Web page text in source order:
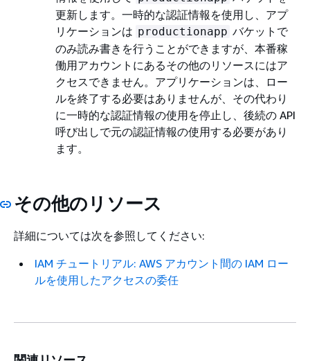
更新します。一時的な認証情報を使用し、アプ
リケーションは productionapp バケットで
のみ読み書きを行うことができますが、本番稼
働用アカウントにあるその他のリソースにはア
クセスできません。アプリケーションは、ロー
ルを終了する必要はありませんが、その代わり
に一時的な認証情報の使用を停止し、後続の API
呼び出しで元の認証情報の使用する必要があり
ます。
その他のリソース
詳細については次を参照してください:
IAM チュートリアル: AWS アカウント間の IAM ロー
ルを使用したアクセスの委任